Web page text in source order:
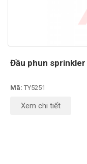
Đầu phun
Mã: TY5251
Xem chi tiết